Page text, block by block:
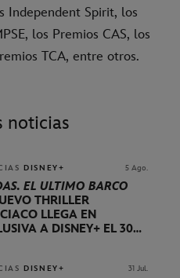
Independent Spirit, los
los Premios CAS, los
TCA, entre otros.
noticias
DISNEY+ 5 Ago.
EL ÚLTIMO BARCO
THRILLER
LLEGA EN
A DISNEY+ EL 30
DISNEY+ 31 Jul.